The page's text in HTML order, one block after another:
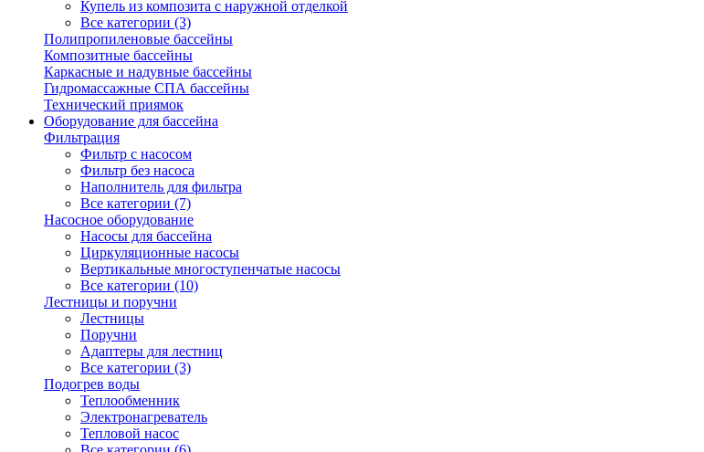
Купель из композита с наружной отделкой
Все категории (3)
Полипропиленовые бассейны
Композитные бассейны
Каркасные и надувные бассейны
Гидромассажные СПА бассейны
Технический приямок
Оборудование для бассейна
Фильтрация
Фильтр с насосом
Фильтр без насоса
Наполнитель для фильтра
Все категории (7)
Насосное оборудование
Насосы для бассейна
Циркуляционные насосы
Вертикальные многоступенчатые насосы
Все категории (10)
Лестницы и поручни
Лестницы
Поручни
Адаптеры для лестниц
Все категории (3)
Подогрев воды
Теплообменник
Электронагреватель
Тепловой насос